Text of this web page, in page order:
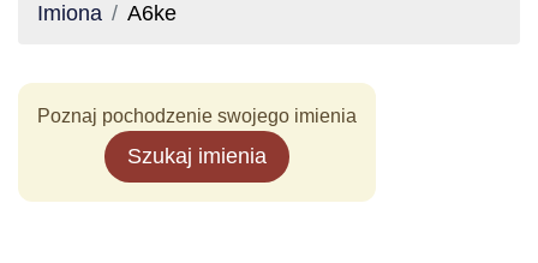
Imiona A6ke
Poznaj pochodzenie swojego imienia
Szukaj imienia